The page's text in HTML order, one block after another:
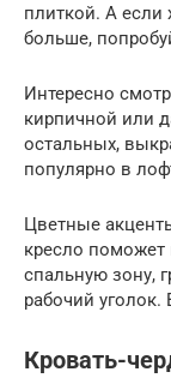
плиткой. А если
больше,
Интересно
кирпичной или
остальных,
популярно в
Цветные
кресло поможет
спальную зону,
рабочий
Кровать-